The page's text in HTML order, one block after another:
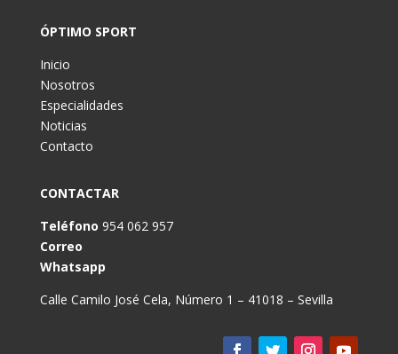
ÓPTIMO SPORT
Inicio
Nosotros
Especialidades
Noticias
Contacto
CONTACTAR
Teléfono 954 062 957
Correo
Whatsapp
Calle Camilo José Cela, Número 1 – 41018 – Sevilla